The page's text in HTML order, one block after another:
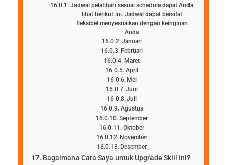
Jadwal pelatihan sesuai schedule dapat Anda
lihat berikut ini. Jadwal dapat bersifat
fleksibel menyesuaikan dengan keinginan
Anda
Januari
Februari
Maret
April
Mei
Juni
Juli
Agustus
September
Oktober
November
Desember
Bagaimana Cara Saya untuk Upgrade Skill Ini?